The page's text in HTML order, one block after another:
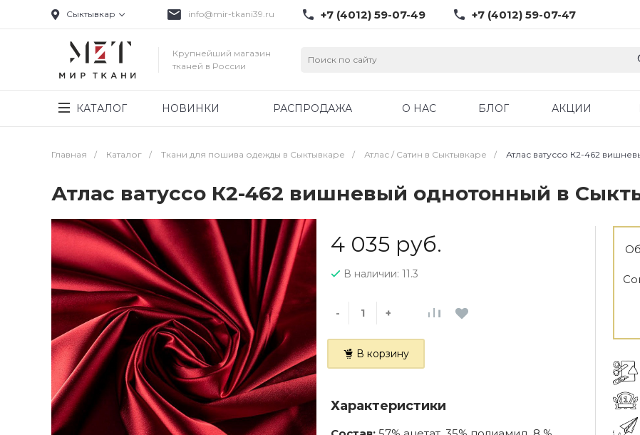
Сыктывкар info@mir-tkani39.ru +7 (4012) 59-07-49 +7 (4012) 59-07-47
Крупнейший магазин
тканей в России
КАТАЛОГ НОВИНКИ РАСПРОДАЖА О НАС БЛОГ АКЦИИ
Главная / Каталог / Ткани для пошива одежды в Сыктывкаре / Атлас / Cатин в Сыктывкаре / Атлас ватуссо К2-462
Атлас ватуссо К2-462 вишневый однотонный в
4 035 руб.
В наличии: 11.3
- +
В корзину
Характеристики